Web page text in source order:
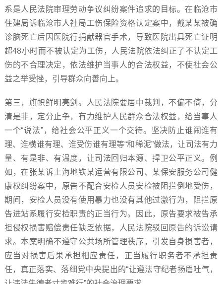
系是人民法院审理劳动争议纠纷案件追求的目标。在临沧市
住建局诉临沧市人社局工伤保险资格认定案中，戴某某被确
诊脑死亡后因医院行捐献器官手术，导致医院出具死亡证明
超48小时而不被认定为工伤，人民法院依法纠正了不认定工
伤的不合理决定，依法维护当事人的合法权益，不使社会公
益之举受挫，引导群众向善向上。
第三，旗帜鲜明亮剑。人民法院要居中裁判，不偏不倚，分
清是非，定分止争，有力维护人民群众合法权益，给当事人
一个“说法”，给社会公平正义一个交待。坚决防止谁闹谁有
理、谁横谁有理、谁受伤谁有理等“和稀泥”做法，让司法有力
量、有是非、有温度，让司法回归本源、捍卫公平正义。例
如，在张某诉上海地铁某运营有限公司、某保安服务公司健
康权纠纷案中，原告不配合安检人员安检被阻拦倒地受伤，
期间，安检人员没有使用暴力也没有其他过激行为，阻拦原
告进站系履行安检职责的正当行为。因此，原告要求被告承
担侵权损害赔偿责任缺乏依据，人民法院驳回原告的诉讼请
求。本案明确不遵守公共场所管理秩序，引发自身损害者，
应当对损害后果承担相应责任，正当履行职务者不承担责
任，真正落实、落细党中央提出的“让遵法守纪者扬眉吐气，